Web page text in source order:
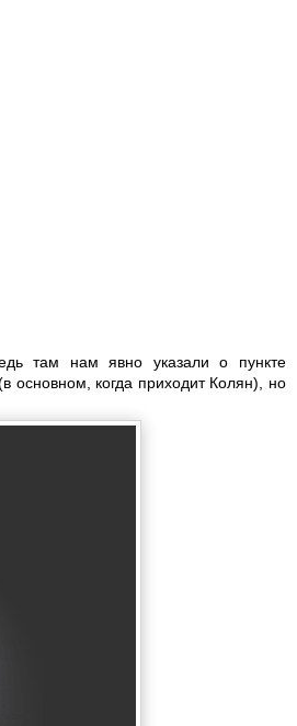
там нам явно указали о пункте
основном, когда приходит Колян), но